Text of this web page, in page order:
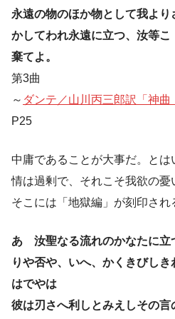
永遠の物のほか物として我よ
かしてわれ永遠に立つ、汝等
棄てよ。
第3曲
～ ダンテ／山川丙三郎訳「神曲
P25
中庸であることが大事だ。と
情は過剰で、それこそ我欲の憂
そこには「地獄編」が刻印され
あゝ汝聖なる流れのかなたに
りや否や、いへ、かくきびし
はでやは
彼は刃さへ利しとみえしその